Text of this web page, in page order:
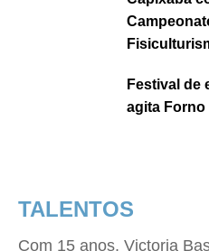
Festival de
agita Forno
TALENTOS
Com 15 anos, Victoria